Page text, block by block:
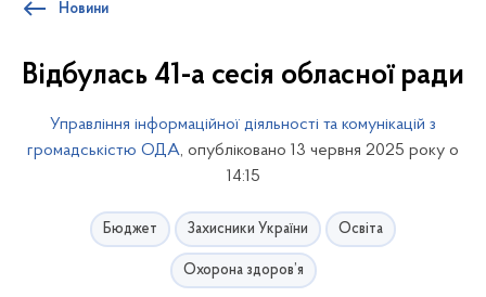
Новини
Відбулась 41-а сесія обласної ради
Управління інформаційної діяльності та комунікацій з
громадськістю ОДА, опубліковано 13 червня 2025 року о
14:15
Бюджет Захисники України Освіта
Охорона здоров’я